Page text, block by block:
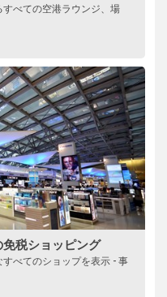
べての空港ラウンジ、場
税ショッピング
べてのショップを表示 - 事